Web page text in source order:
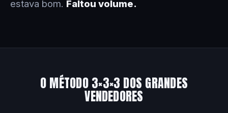
estava bom. Faltou volume.
O MÉTODO 3×3×3 DOS GRANDES
VENDEDORES